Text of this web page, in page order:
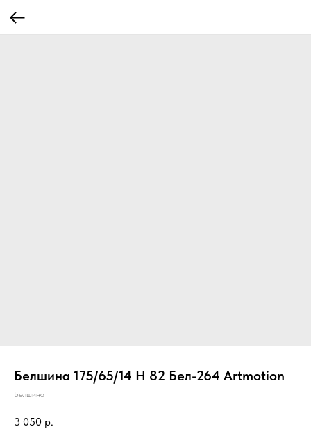
Белшина 175/65/14 H 82 Бел-264 Artmotion
Белшина
3 050 р.